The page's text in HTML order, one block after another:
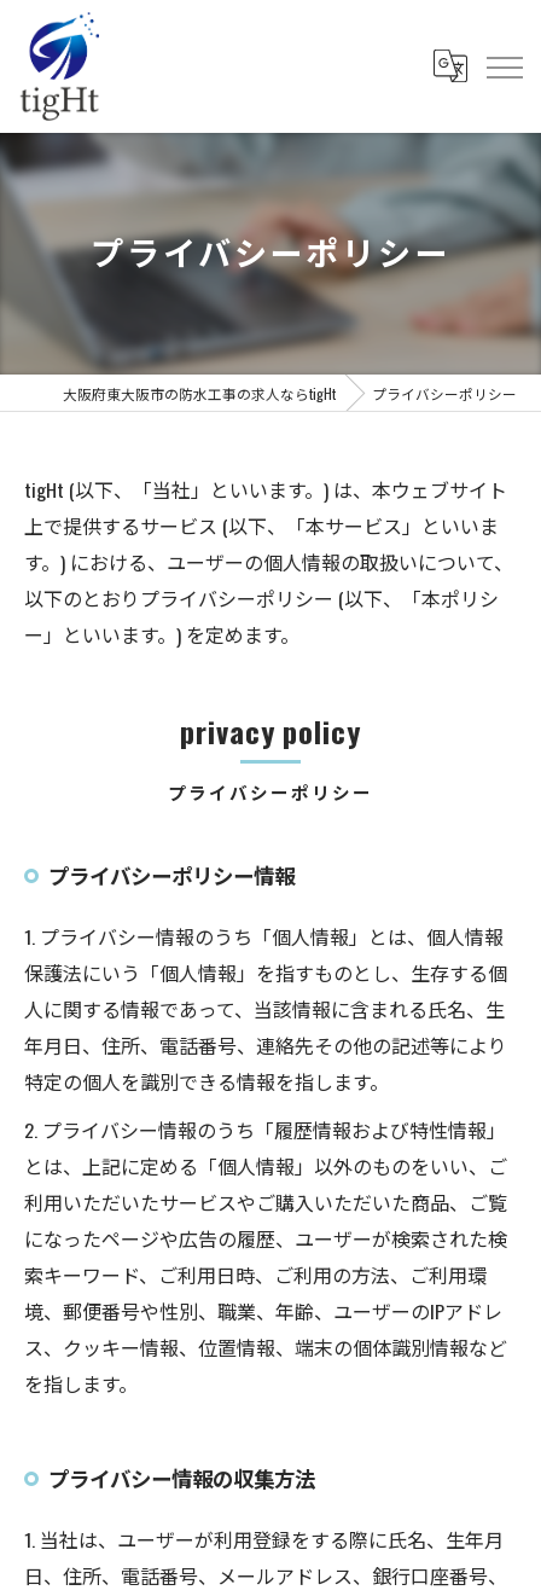
プライバシーポリシー
大阪府東大阪市の防水工事の求人ならtigHt プライバシーポリシー
tigHt (以下、「当社」といいます。) は、本ウェブサイト
上で提供するサービス (以下、「本サービス」といいま
す。) における、ユーザーの個人情報の取扱いについて、
以下のとおりプライバシーポリシー (以下、「本ポリシ
ー」といいます。) を定めます。
プライバシーポリシー
privacy policy
プライバシーポリシー情報
1. プライバシー情報のうち「個人情報」とは、個人情報
保護法にいう「個人情報」を指すものとし、生存する個
人に関する情報であって、当該情報に含まれる氏名、生
年月日、住所、電話番号、連絡先その他の記述等により
特定の個人を識別できる情報を指します。
2. プライバシー情報のうち「履歴情報および特性情報」
とは、上記に定める「個人情報」以外のものをいい、ご
利用いただいたサービスやご購入いただいた商品、ご覧
になったページや広告の履歴、ユーザーが検索された検
索キーワード、ご利用日時、ご利用の方法、ご利用環
境、郵便番号や性別、職業、年齢、ユーザーのIPアドレ
ス、クッキー情報、位置情報、端末の個体識別情報など
を指します。
プライバシー情報の収集方法
1. 当社は、ユーザーが利用登録をする際に氏名、生年月
日、住所、電話番号、メールアドレス、銀行口座番号、